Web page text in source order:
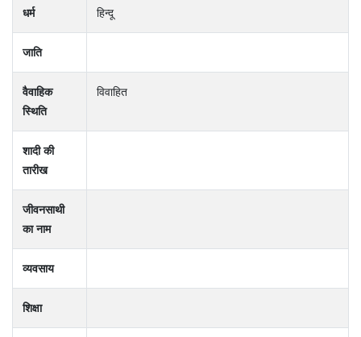
धर्म हिन्दू
जाति
वैवाहिक
स्थिति
विवाहित
शादी की
तारीख
जीवनसाथी
का नाम
व्यवसाय
शिक्षा